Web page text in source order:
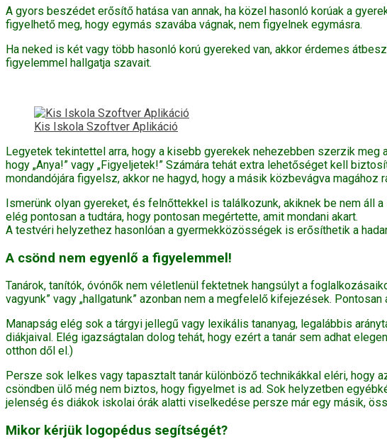
A gyors beszédet erősítő hatása van annak, ha közel hasonló korúak a
figyelhető meg, hogy egymás szavába vágnak, nem figyelnek egymásra.
Ha neked is két vagy több hasonló korú gyereked van, akkor érdemes
figyelemmel hallgatja szavait.
Kis Iskola Szoftver Aplikáció
Legyetek tekintettel arra, hogy a kisebb gyerekek nehezebben szerzik
hogy „Anya!” vagy „Figyeljetek!” Számára tehát extra lehetőséget kell
mondandójára figyelsz, akkor ne hagyd, hogy a másik közbevágva magához
Ismerünk olyan gyereket, és felnőttekkel is találkozunk, akiknek be nem áll
elég pontosan a tudtára, hogy pontosan megértette, amit mondani akart.
A testvéri helyzethez hasonlóan a gyermekközösségek is erősíthetik a
A csönd nem egyenlő a figyelemmel!
Tanárok, tanítók, óvónők nem véletlenül fektetnek hangsúlyt a
vagyunk” vagy „hallgatunk” azonban nem a megfelelő kifejezések.
Manapság elég sok a tárgyi jellegű vagy lexikális tananyag, legalábbis
diákjaival. Elég igazságtalan dolog tehát, hogy ezért a tanár sem adhat
otthon dől el.)
Persze sok lelkes vagy tapasztalt tanár különböző technikákkal eléri, hogy
csöndben ülő még nem biztos, hogy figyelmet is ad. Sok helyzetben
jelenség és diákok iskolai órák alatti viselkedése persze már egy másik,
Mikor kérjük logopédus segítségét?